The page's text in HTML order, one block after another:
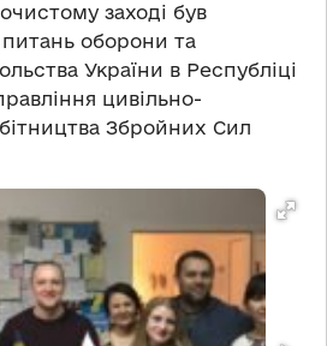
заході був
оборони та
України в Республіці
цивільно-
Збройних Сил